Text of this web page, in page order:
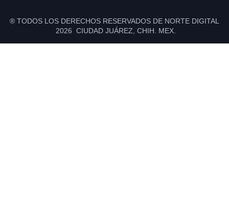
® TODOS LOS DERECHOS RESERVADOS DE NORTE DIGITAL
2026 CIUDAD JUÁREZ, CHIH. MEX.